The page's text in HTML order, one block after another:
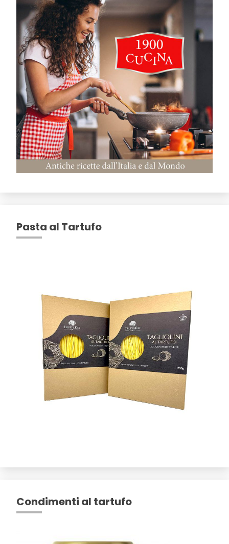
Pasta al Tartufo
Condimenti al tartufo